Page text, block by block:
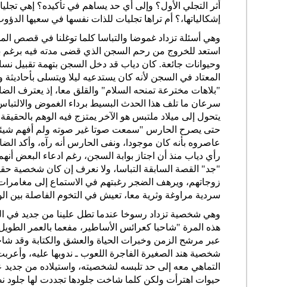
أثر التجلي الأول؟ وإلى أي حد يساهم في تأكيده؟ إهي
إشكالياتها،؟ أم تراها تجليات للذات نفسها في سعيها
وهي أسئلة تزداد غموضا والتباسا كلما توغلنا في قصص
استعد للخروج من رحم السجن الذي قضى مدته فيه برغم
وحيوانات جائعة. كان دياب قد دخل السجن بتهمة تقبيل
المعتاد في السجن لأنه كان يستدعيه ليلا ويتسلى
"بلاهات مخترعة تمنحه السلام" والقلق معا، إذ
سرعان ما تلف هذا الحدث البسيط برداء الغموض
يتحول إلى ميلاد ملتبس هو الآخر يمتزج فيه الوهم
عاصروه بأنه كان موجودا، ونفى الحارس أنه رآه، وأكد
"جد" القصة السابقة التباسا، ولا نعرف إن كان شخصية
زوجاتهم، ويرهف الضجر رغبتهم في الاستماع إلى
سردية مراوغة وثرية معا، تعيش في التخوم الفاصلة بين
وهي شخصية تزداد رسوخا عندما تطل علينا من جديد في
عبر مرشح الزمن وخبرات الحياة والعشق والكتابة وقد
شخصية هند الصغيرة الفاجرة اللعوب ـ ندوبها عليه،
التماهي معه إلى حد تلبسه لشخصيته، واستيلاده من
حيوات اهترأت ولكن كلما شاخت جلودها تجددت لها جلود